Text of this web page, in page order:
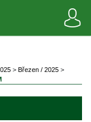
> Březen / 2025 >